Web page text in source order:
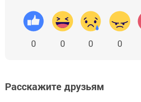
0 0 0 0
Расскажите друзьям